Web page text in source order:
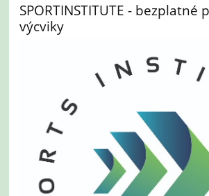
SPORTINSTITUTE - bezplatné
výcviky